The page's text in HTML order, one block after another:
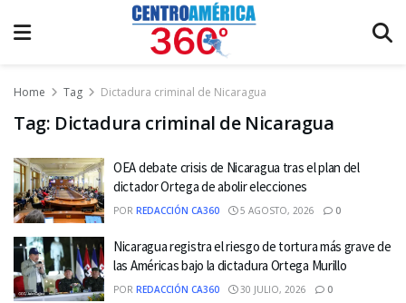
Home Tag Dictadura criminal de Nicaragua
Tag: Dictadura criminal de Nicaragua
OEA debate crisis de Nicaragua tras el plan del
dictador Ortega de abolir elecciones
POR REDACCIÓN CA360 5 AGOSTO, 2026 0
Nicaragua registra el riesgo de tortura más grave de
las Américas bajo la dictadura Ortega Murillo
POR REDACCIÓN CA360 30 JULIO, 2026 0